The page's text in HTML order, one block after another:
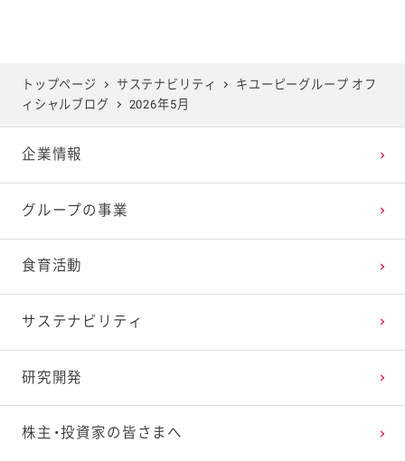
2025年4月
2025年3月
2025年2月
2025年1月
2024年5月
2024年4月
2024年3月
2024年2月
2023年6月
2023年5月
2023年4月
2023年3月
2022年7月
2022年6月
2022年5月
2022年4月
2021年8月
2021年7月
2021年6月
2021年5月
2020年9月
2020年8月
2020年7月
2020年6月
2019年10月
2019年9月
2019年8月
2019年7月
トップページ サステナビリティ
キユーピーグループ オフ
ィシャルブログ
2026年5月
企業情報
グループの事業
食育活動
サステナビリティ
研究開発
株主・投資家の皆さまへ